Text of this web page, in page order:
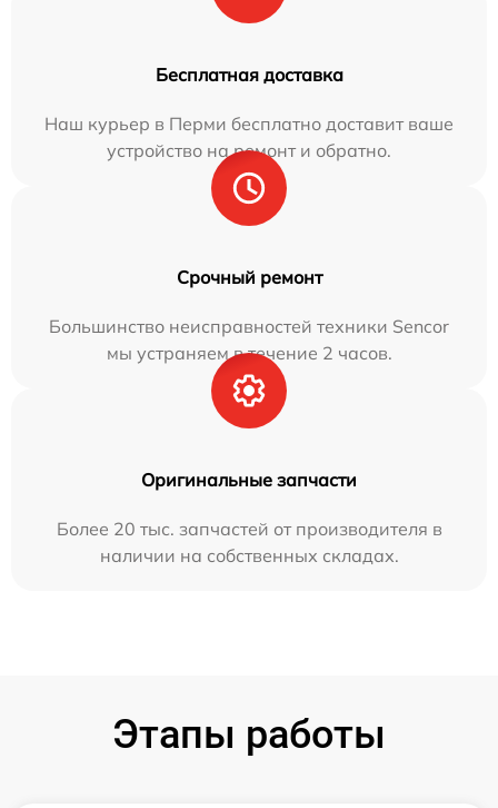
Бесплатная доставка
Наш курьер в Перми бесплатно доставит ваше
устройство на ремонт и обратно.
Срочный ремонт
Большинство неисправностей техники Sencor
мы устраняем в течение 2 часов.
Оригинальные запчасти
Более 20 тыс. запчастей от производителя в
наличии на собственных складах.
Этапы работы